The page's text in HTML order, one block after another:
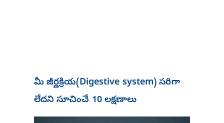
మీ జీర్ణక్రియ(Digestive system) సరిగా
లేదని సూచించే 10 లక్షణాలు